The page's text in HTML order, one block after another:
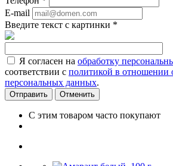
E-mail
Введите текст с картинки *
Я согласен на обработку
соответствии с политикой в отношении
персональных данных.
Отменить
С этим товаром часто покупают